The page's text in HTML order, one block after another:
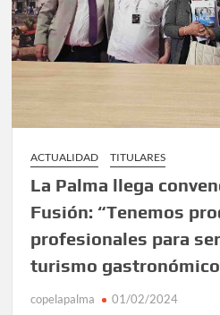
ACTUALIDAD TITULARES
La Palma llega
Fusión: “Tenemos
profesionales para
turismo
copelapalma 01/02/2024